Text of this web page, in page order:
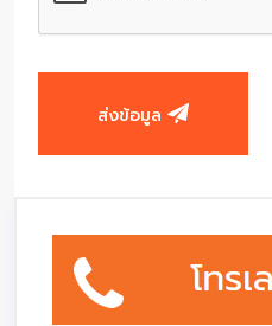
ส่งข้อมูล